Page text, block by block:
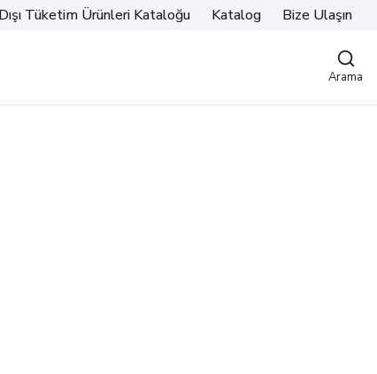
Tüketim Ürünleri Kataloğu Katalog Bize Ulaşın
Arama